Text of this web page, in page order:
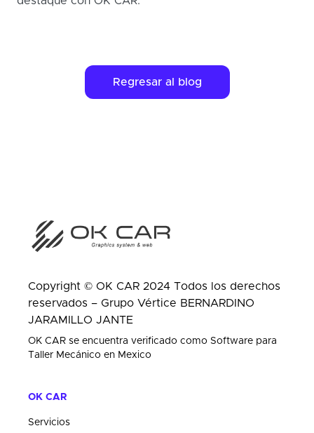
Regresar al blog
Copyright © OK CAR 2024 Todos los derechos
reservados – Grupo Vértice BERNARDINO
JARAMILLO JANTE
OK CAR se encuentra verificado como Software para
Taller Mecánico en Mexico
OK CAR
Servicios